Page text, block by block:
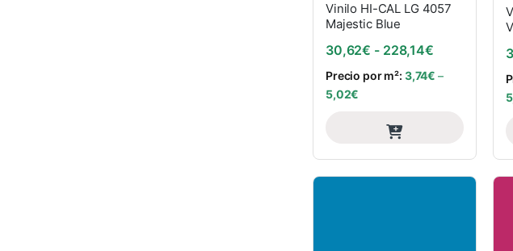
Vinilo HI-CAL LG 4057
Majestic Blue
30,62€ - 228,14€Rango de
Precio por m²: 3,74€ –
5,02€